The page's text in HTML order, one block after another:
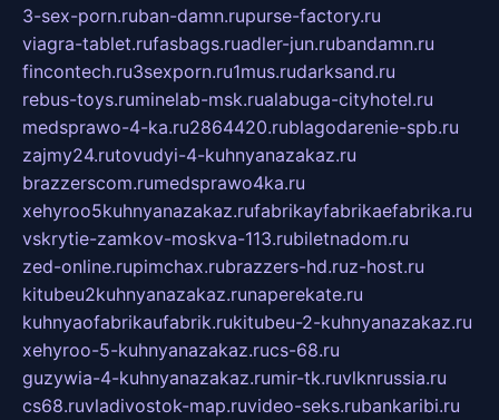
3-sex-porn.ruban-damn.rupurse-factory.ru
viagra-tablet.rufasbags.ruadler-jun.rubandamn.ru
fincontech.ru3sexporn.ru1mus.rudarksand.ru
rebus-toys.ruminelab-msk.rualabuga-cityhotel.ru
medsprawo-4-ka.ru2864420.rublagodarenie-spb.ru
zajmy24.rutovudyi-4-kuhnyanazakaz.ru
brazzerscom.rumedsprawo4ka.ru
xehyroo5kuhnyanazakaz.rufabrikayfabrikaefabrika.ru
vskrytie-zamkov-moskva-113.rubiletnadom.ru
zed-online.rupimchax.rubrazzers-hd.ruz-host.ru
kitubeu2kuhnyanazakaz.runaperekate.ru
kuhnyaofabrikaufabrik.rukitubeu-2-kuhnyanazakaz.ru
xehyroo-5-kuhnyanazakaz.rucs-68.ru
guzywia-4-kuhnyanazakaz.rumir-tk.ruvlknrussia.ru
cs68.ruvladivostok-map.ruvideo-seks.rubankaribi.ru